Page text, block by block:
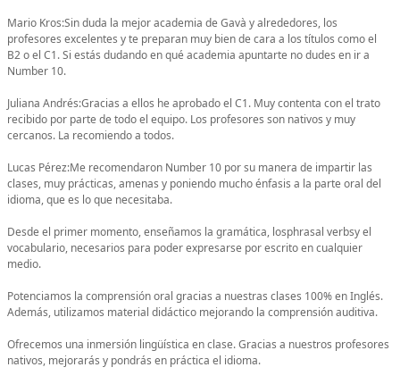
Mario Kros:Sin duda la mejor academia de Gavà y alrededores, los
profesores excelentes y te preparan muy bien de cara a los títulos como el
B2 o el C1. Si estás dudando en qué academia apuntarte no dudes en ir a
Number 10.
Juliana Andrés:Gracias a ellos he aprobado el C1. Muy contenta con el trato
recibido por parte de todo el equipo. Los profesores son nativos y muy
cercanos. La recomiendo a todos.
Lucas Pérez:Me recomendaron Number 10 por su manera de impartir las
clases, muy prácticas, amenas y poniendo mucho énfasis a la parte oral del
idioma, que es lo que necesitaba.
Desde el primer momento, enseñamos la gramática, losphrasal verbsy el
vocabulario, necesarios para poder expresarse por escrito en cualquier
medio.
Potenciamos la comprensión oral gracias a nuestras clases 100% en Inglés.
Además, utilizamos material didáctico mejorando la comprensión auditiva.
Ofrecemos una inmersión lingüística en clase. Gracias a nuestros profesores
nativos, mejorarás y pondrás en práctica el idioma.